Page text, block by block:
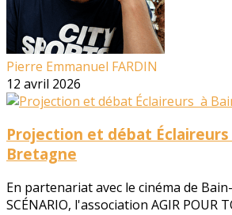
Pierre Emmanuel FARDIN
12 avril 2026
Projection et débat
Bretagne
En partenariat avec le cinéma de
SCÉNARIO, l'association AGIR POUR